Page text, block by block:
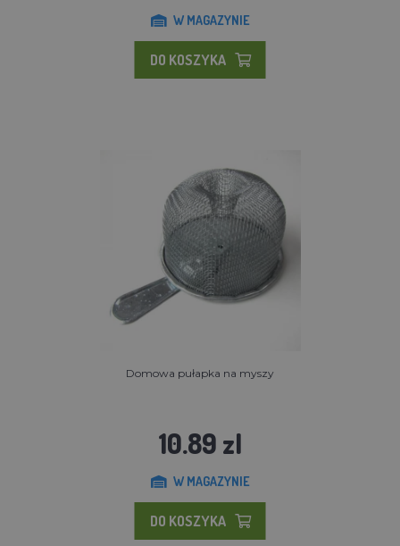
W MAGAZYNIE
DO KOSZYKA
Domowa pułapka na myszy
10.89 zl
W MAGAZYNIE
DO KOSZYKA